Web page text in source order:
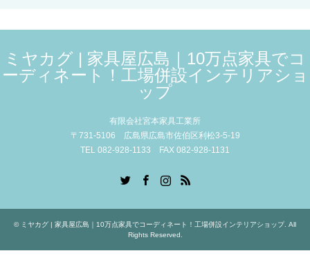
ミヤカグ | 家具屋広島｜10万点家具でコ
ーディネート！工場併設インテリアショ
ップ
有限会社宮本家具工業所
〒731-5106 広島県広島市佐伯区利松3-5-19
TEL 082-928-1133 FAX 082-928-1131
RSS
© ミヤカグ | 家具屋広島｜10万点家具でコーディネート！工場併設インテリアショップ. All
Rights Reserved.